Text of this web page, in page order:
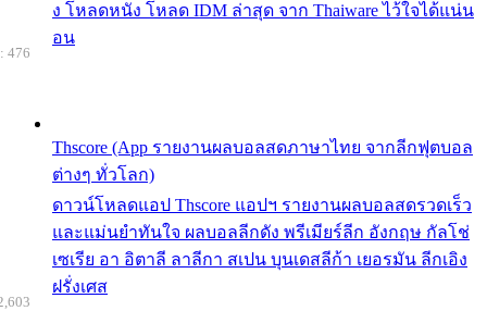
ง โหลดหนัง โหลด IDM ล่าสุด จาก Thaiware ไว้ใจได้แน่น
อน
Thscore (App รายงานผลบอลสดภาษาไทย จากลีกฟุตบอล
ต่างๆ ทั่วโลก)
ดาวน์โหลดแอป Thscore แอปฯ รายงานผลบอลสดรวดเร็ว
และแม่นยำทันใจ ผลบอลลีกดัง พรีเมียร์ลีก อังกฤษ กัลโช่
เซเรีย อา อิตาลี ลาลีกา สเปน บุนเดสลีก้า เยอรมัน ลีกเอิง
ฝรั่งเศส
476